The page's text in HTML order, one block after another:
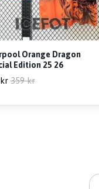
Orange Dragon
Edition 25 26
359 kr